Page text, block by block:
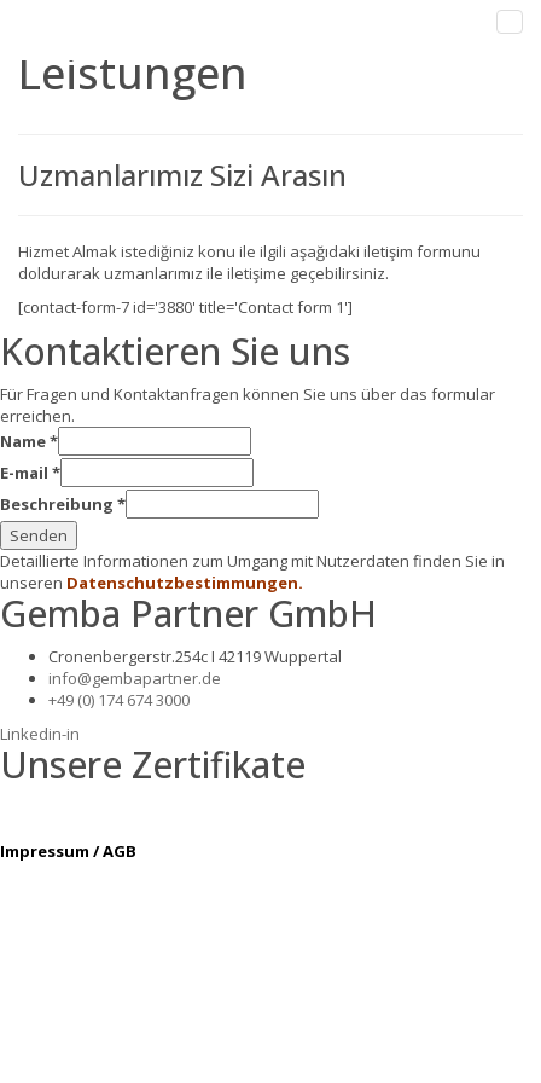
Leistungen
Uzmanlarımız Sizi Arasın
Hizmet Almak istediğiniz konu ile ilgili aşağıdaki iletişim formunu
doldurarak uzmanlarımız ile iletişime geçebilirsiniz.
[contact-form-7 id='3880' title='Contact form 1']
Kontaktieren Sie uns
Für Fragen und Kontaktanfragen können Sie uns über das formular
erreichen.
Name*
E-mail *
Beschreibung *
Senden
Detaillierte Informationen zum Umgang mit Nutzerdaten finden Sie in
unseren Datenschutzbestimmungen.
Gemba Partner GmbH
Cronenbergerstr.254c I 42119 Wuppertal
info@gembapartner.de
+49 (0) 174 674 3000
Linkedin-in
Unsere Zertifikate
Impressum / AGB